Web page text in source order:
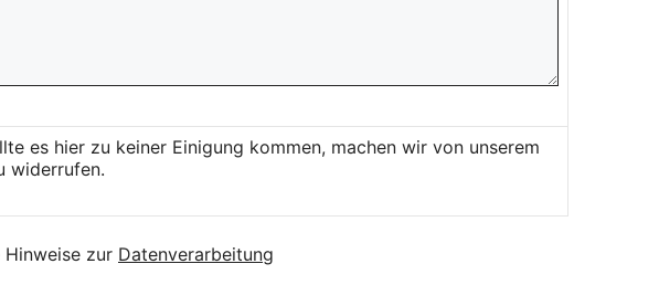
es hier zu keiner Einigung kommen, machen wir von unserem
widerrufen.
Hinweise zur Datenverarbeitung